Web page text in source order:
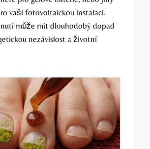
vaši fotovoltaickou instalaci.
může mít dlouhodobý dopad
nezávislost a životní